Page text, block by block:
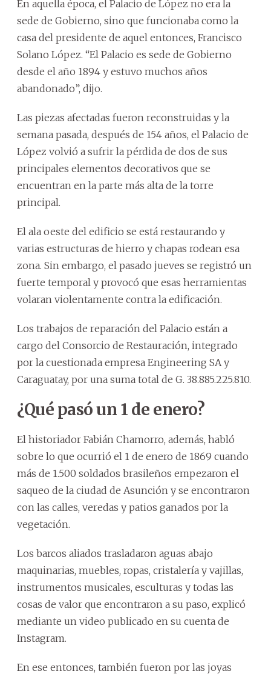
En aquella época, el Palacio de López no era la
sede de Gobierno, sino que funcionaba como la
casa del presidente de aquel entonces, Francisco
Solano López. “El Palacio es sede de Gobierno
desde el año 1894 y estuvo muchos años
abandonado”, dijo.
Las piezas afectadas fueron reconstruidas y la
semana pasada, después de 154 años, el Palacio de
López volvió a sufrir la pérdida de dos de sus
principales elementos decorativos que se
encuentran en la parte más alta de la torre
principal.
El ala oeste del edificio se está restaurando y
varias estructuras de hierro y chapas rodean esa
zona. Sin embargo, el pasado jueves se registró un
fuerte temporal y provocó que esas herramientas
volaran violentamente contra la edificación.
Los trabajos de reparación del Palacio están a
cargo del Consorcio de Restauración, integrado
por la cuestionada empresa Engineering SA y
Caraguatay, por una suma total de G. 38.885.225.810.
¿Qué pasó un 1 de enero?
El historiador Fabián Chamorro, además, habló
sobre lo que ocurrió el 1 de enero de 1869 cuando
más de 1.500 soldados brasileños empezaron el
saqueo de la ciudad de Asunción y se encontraron
con las calles, veredas y patios ganados por la
vegetación.
Los barcos aliados trasladaron aguas abajo
maquinarias, muebles, ropas, cristalería y vajillas,
instrumentos musicales, esculturas y todas las
cosas de valor que encontraron a su paso, explicó
mediante un video publicado en su cuenta de
Instagram.
En ese entonces, también fueron por las joyas